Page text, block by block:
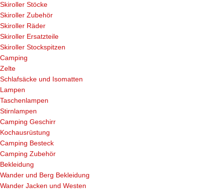
Skiroller Stöcke
Skiroller Zubehör
Skiroller Räder
Skiroller Ersatzteile
Skiroller Stockspitzen
Camping
Zelte
Schlafsäcke und Isomatten
Lampen
Taschenlampen
Stirnlampen
Camping Geschirr
Kochausrüstung
Camping Besteck
Camping Zubehör
Bekleidung
Wander und Berg Bekleidung
Wander Jacken und Westen